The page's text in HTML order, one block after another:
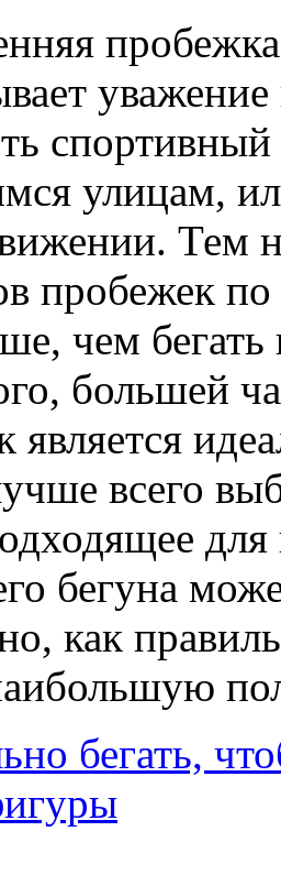
улицам,
Тем
пробежек
чем бегать
большей
является
всего
для
бегуна
как
бегать,